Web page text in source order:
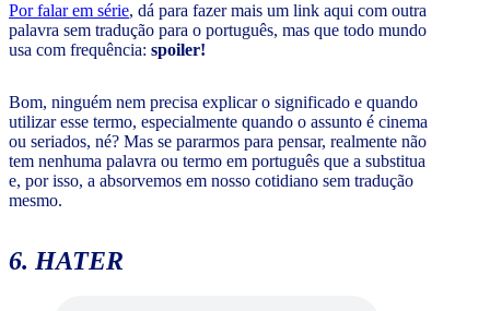
Por falar em série, dá para fazer mais um link aqui com outra
palavra sem tradução para o português, mas que todo mundo
usa com frequência: spoiler!
Bom, ninguém nem precisa explicar o significado e quando
utilizar esse termo, especialmente quando o assunto é cinema
ou seriados, né? Mas se pararmos para pensar, realmente não
tem nenhuma palavra ou termo em português que a substitua
e, por isso, a absorvemos em nosso cotidiano sem tradução
mesmo.
6. HATER